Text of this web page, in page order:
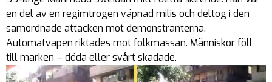
en del av en regimtrogen väpnad milis och deltog i den
samordnade attacken mot demonstranterna.
Automatvapen riktades mot folkmassan. Människor föll
till marken – döda eller svårt skadade.